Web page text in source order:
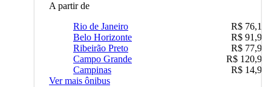
A partir de
Rio de Janeiro
R$ 76,10
Belo Horizonte
R$ 91,90
Ribeirão Preto
R$ 77,90
Campo Grande
R$ 120,90
Campinas
R$ 14,90
Ver mais ônibus